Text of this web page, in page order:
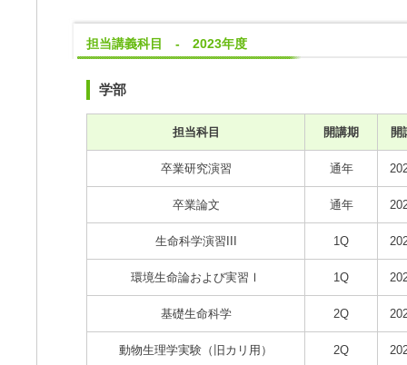
担当講義科目 - 2023年度
学部
担当科目 開講期 開
卒業研究演習 通年
卒業論文 通年
生命科学演習III 1Q
環境生命論および実習Ⅰ 1Q
基礎生命科学 2Q
動物生理学実験（旧カリ用） 2Q